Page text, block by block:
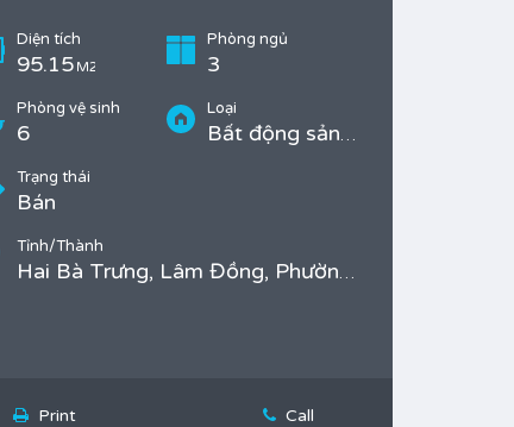
Diện tích
95.15 M2
Phòng ngủ
3
Phòng vệ sinh
6
Loại
Bất động sản Bán, Nhà
Trạng thái
Bán
Tỉnh/Thành
Hai Bà Trưng, Lâm Đồng, Phường 2, TP. Đà Lạt
Print Call